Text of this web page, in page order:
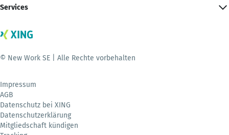
Services
© New Work SE | Alle Rechte vorbehalten
Impressum
AGB
Datenschutz bei XING
Datenschutzerklärung
Mitgliedschaft kündigen